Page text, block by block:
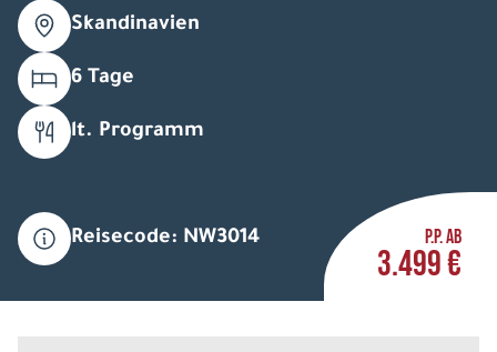
Skandinavien
6 Tage
lt. Programm
Reisecode: NW3014 P.P. AB
3.499 €